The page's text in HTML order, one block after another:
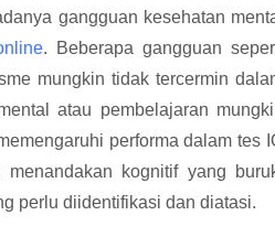
gangguan kesehatan
. Beberapa gangguan
mungkin tidak tercermin
atau pembelajaran
performa dalam tes
kognitif yang
perlu diidentifikasi dan diatasi.